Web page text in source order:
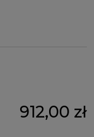
912,00 zł